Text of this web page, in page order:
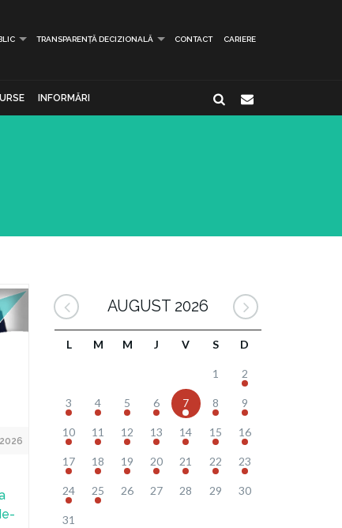
TRANSPARENȚĂ DECIZIONALĂ CONTACT CARIERE
INFORMĂRI
AUGUST 2026
L M M J V S D
1 2
3 4 5 6 7 8 9
10 11 12 13 14 15 16
17 18 19 20 21 22 23
24 25 26 27 28 29 30
31